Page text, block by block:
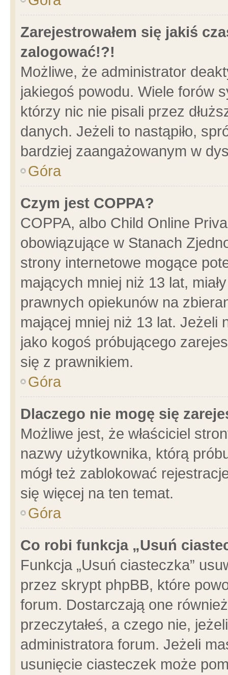
Zarejestrowałem się jakiś
zalogować!?!
Możliwe, że administrator
jakiegoś powodu. Wiele forów
którzy nic nie pisali przez
danych. Jeżeli to nastąpiło,
bardziej zaangażowanym w
Góra
Czym jest COPPA?
COPPA, albo Child Online
obowiązujące w Stanach
strony internetowe mogące
mających mniej niż 13 lat,
prawnych opiekunów na
mającej mniej niż 13 lat. Jeżeli
jako kogoś próbującego
się z prawnikiem.
Góra
Dlaczego nie mogę się
Możliwe jest, że właściciel
nazwy użytkownika, którą
mógł też zablokować
się więcej na ten temat.
Góra
Co robi funkcja „Usuń
Funkcja „Usuń ciasteczka”
przez skrypt phpBB, które
forum. Dostarczają one
przeczytałeś, a czego nie,
administratora forum. Jeżeli
usunięcie ciasteczek może